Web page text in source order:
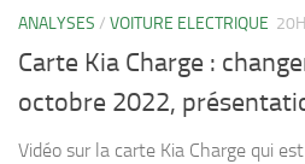
ANALYSES / VOITURE ELECTRIQUE
Carte Kia Charge :
octobre 2022,
Vidéo sur la carte Kia Charge qui